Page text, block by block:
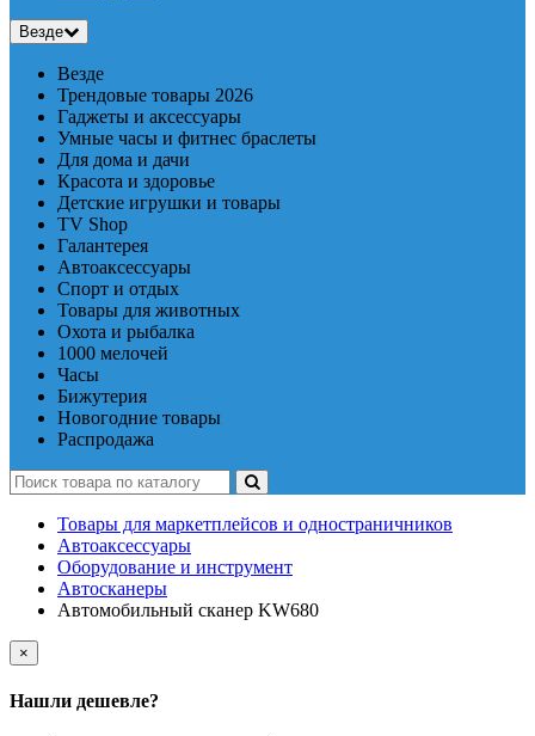
Везде
Везде
Трендовые товары 2026
Гаджеты и аксессуары
Умные часы и фитнес браслеты
Для дома и дачи
Красота и здоровье
Детские игрушки и товары
TV Shop
Галантерея
Автоаксессуары
Спорт и отдых
Товары для животных
Охота и рыбалка
1000 мелочей
Часы
Бижутерия
Новогодние товары
Распродажа
Товары для маркетплейсов и одностраничников
Автоаксессуары
Оборудование и инструмент
Автосканеры
Автомобильный сканер KW680
×
Нашли дешевле?